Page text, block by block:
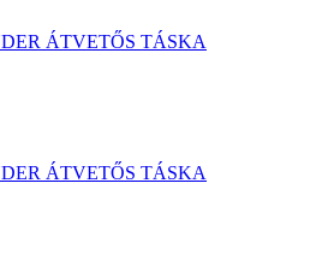
ÁTVETŐS TÁSKA
ÁTVETŐS TÁSKA